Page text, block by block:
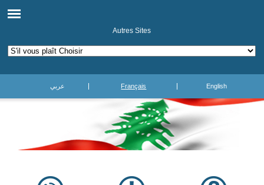
Autres Sites
عربي Français English